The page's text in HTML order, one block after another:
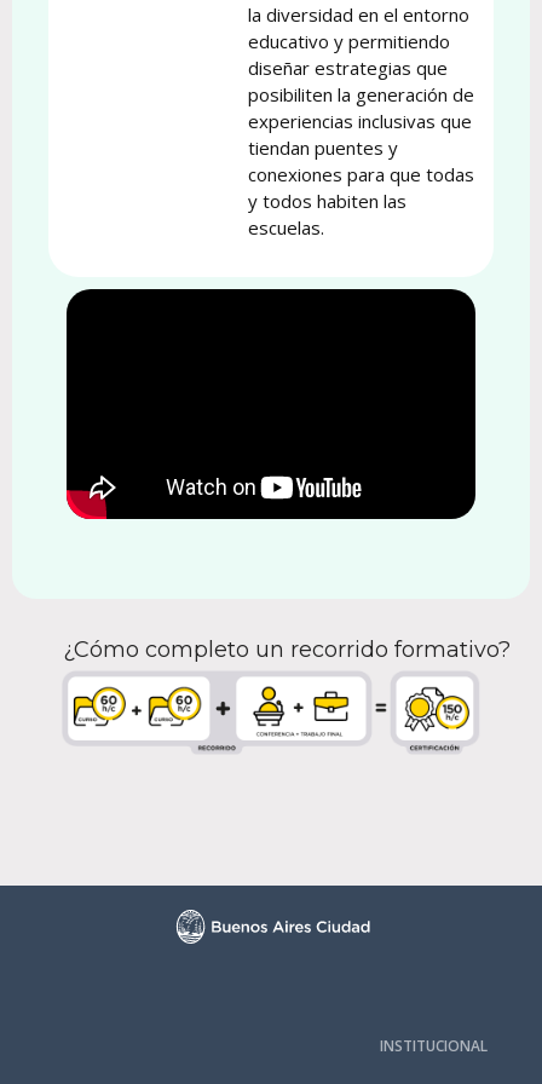
la diversidad en el entorno
educativo y permitiendo
diseñar estrategias que
posibiliten la generación de
experiencias inclusivas que
tiendan puentes y
conexiones para que todas
y todos habiten las
escuelas.
¿Cómo completo un recorrido formativo?
INSTITUCIONAL